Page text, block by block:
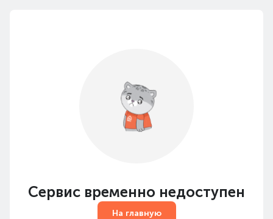
Сервис временно недоступен
На главную